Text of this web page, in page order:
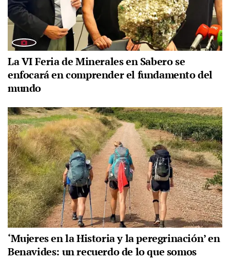
La VI Feria de Minerales en Sabero se
enfocará en comprender el fundamento del
mundo
‘Mujeres en la Historia y la peregrinación’ en
Benavides: un recuerdo de lo que somos